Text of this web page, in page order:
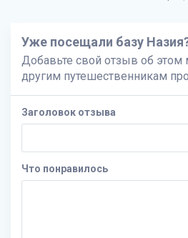
Уже посещали базу
Добавьте свой отзыв об этом
другим путешественникам
Заголовок отзыва
Что понравилось